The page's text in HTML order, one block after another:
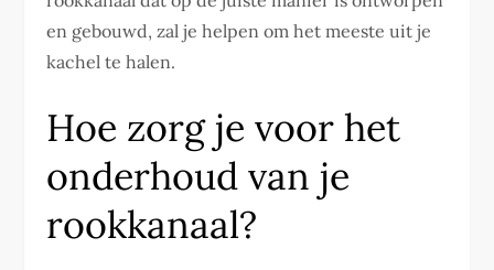
en gebouwd, zal je helpen om het meeste uit je
kachel te halen.
Hoe zorg je voor het
onderhoud van je
rookkanaal?